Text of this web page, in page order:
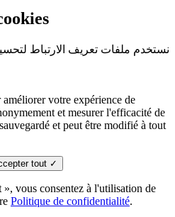
نستخدم ملفات تعريف الارتباط
votre expérience de
et mesurer l'efficacité de
et peut être modifié à tout
tout ✓
vous consentez à l'utilisation de
Politique de confidentialité.